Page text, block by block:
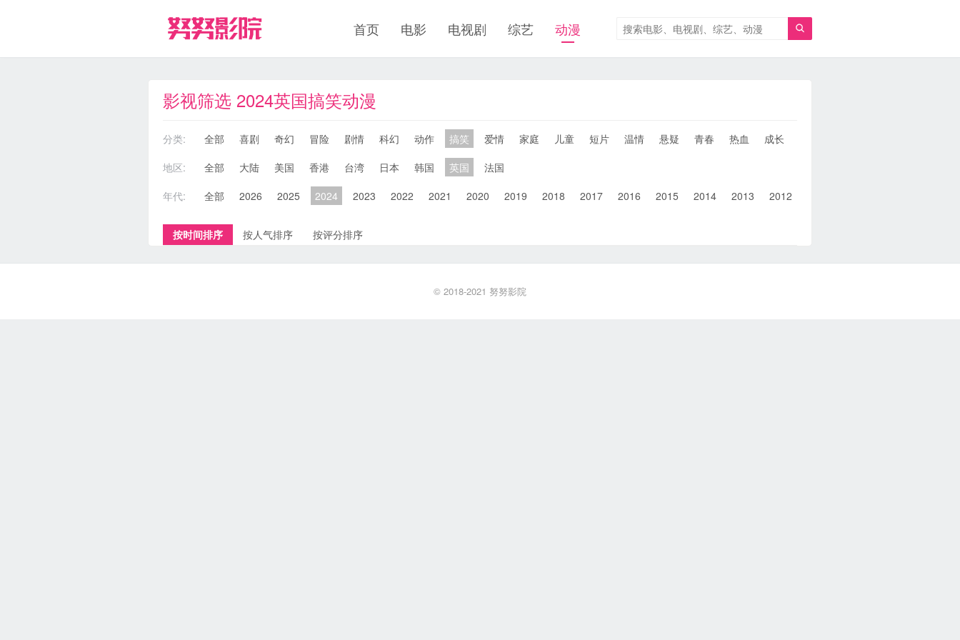

首页 电影 电视剧 综艺 动漫
影视筛选 2024英国搞笑动漫
分类: 全部 喜剧 奇幻 冒险 剧情 科幻 动作 搞笑 爱情 家庭 儿童 短片 温情 悬疑 青春 热血 成长
地区:
全部 大陆 美国 香港 台湾 日本 韩国 英国
法国
年代:
全部 2026 2025 2024 2023 2022 2021 2020 2019 2018 2017 2016 2015 2014 2013 2012
按时间排序 按人气排序 按评分排序
© 2018-2021 努努影院